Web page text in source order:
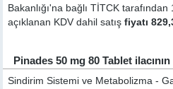
Bakanlığı'na bağlı TİTCK
açıklanan KDV dahil satışfiyatı
Pinades 50 mg 80 Tablet
Sindirim Sistemi ve Metabolizma -